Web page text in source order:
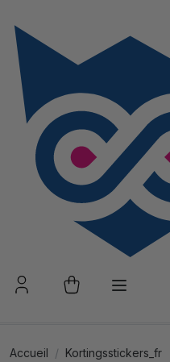
Accueil
Kortingsstickers_fr